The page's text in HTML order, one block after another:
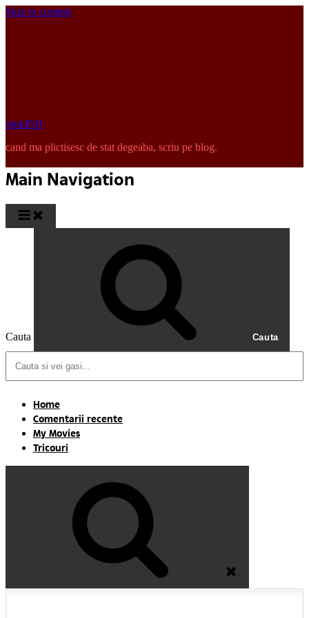
Skip to content
pinkISH
cand ma plictisesc de stat degeaba, scriu pe blog.
Main Navigation
Cauta Cauta
Home
Comentarii recente
My Movies
Tricouri